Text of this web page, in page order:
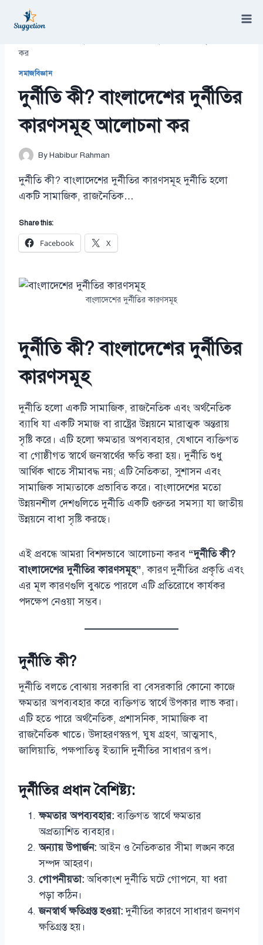
কর
সমাজবিজ্ঞান
দুর্নীতি কী? বাংলাদেশের দুর্নীতির
কারণসমূহ আলোচনা কর
ByHabibur Rahman
দুর্নীতি কী? বাংলাদেশের দুর্নীতির কারণসমূহ দুর্নীতি হলো
একটি সামাজিক, রাজনৈতিক…
Share this:
Facebook X
বাংলাদেশের দুর্নীতির কারণসমূহ
দুর্নীতি কী? বাংলাদেশের দুর্নীতির
কারণসমূহ
দুর্নীতি হলো একটি সামাজিক, রাজনৈতিক এবং অর্থনৈতিক
ব্যাধি যা একটি সমাজ বা রাষ্ট্রের উন্নয়নে মারাত্মক অন্তরায়
সৃষ্টি করে। এটি হলো ক্ষমতার অপব্যবহার, যেখানে ব্যক্তিগত
বা গোষ্ঠীগত স্বার্থে জনস্বার্থের ক্ষতি করা হয়। দুর্নীতি শুধু
আর্থিক খাতে সীমাবদ্ধ নয়; এটি নৈতিকতা, সুশাসন এবং
সামাজিক সাম্যতাকে প্রভাবিত করে। বাংলাদেশের মতো
উন্নয়নশীল দেশগুলিতে দুর্নীতি একটি গুরুতর সমস্যা যা জাতীয়
উন্নয়নে বাধা সৃষ্টি করছে।
এই প্রবন্ধে আমরা বিশদভাবে আলোচনা করব “দুর্নীতি কী?
বাংলাদেশের দুর্নীতির কারণসমূহ”, কারণ দুর্নীতির প্রকৃতি এবং
এর মূল কারণগুলি বুঝতে পারলে এটি প্রতিরোধে কার্যকর
পদক্ষেপ নেওয়া সম্ভব।
দুর্নীতি কী?
দুর্নীতি বলতে বোঝায় সরকারি বা বেসরকারি কোনো কাজে
ক্ষমতার অপব্যবহার করে ব্যক্তিগত স্বার্থে উপকার লাভ করা।
এটি হতে পারে অর্থনৈতিক, প্রশাসনিক, সামাজিক বা
রাজনৈতিক খাতে। উদাহরণস্বরূপ, ঘুষ গ্রহণ, আত্মসাৎ,
জালিয়াতি, পক্ষপাতিত্ব ইত্যাদি দুর্নীতির সাধারণ রূপ।
দুর্নীতির প্রধান বৈশিষ্ট্য:
ক্ষমতার অপব্যবহার:ব্যক্তিগত স্বার্থে ক্ষমতার
অপ্রত্যাশিত ব্যবহার।
অন্যায় উপার্জন:আইন ও নৈতিকতার সীমা লঙ্ঘন করে
সম্পদ আহরণ।
গোপনীয়তা:অধিকাংশ দুর্নীতি ঘটে গোপনে, যা ধরা
পড়া কঠিন।
জনস্বার্থ ক্ষতিগ্রস্ত হওয়া:দুর্নীতির কারণে সাধারণ জনগণ
ক্ষতিগ্রস্ত হয়।